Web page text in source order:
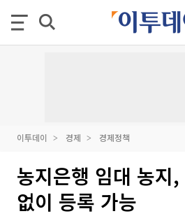
이투데이 경제 경제정책
농지은행 임대 농지
없이 등록 가능